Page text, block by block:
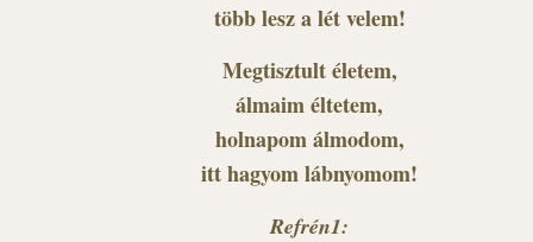
több lesz a lét velem!
Megtisztult életem,
álmaim éltetem,
holnapom álmodom,
itt hagyom lábnyomom!
Refrén1: